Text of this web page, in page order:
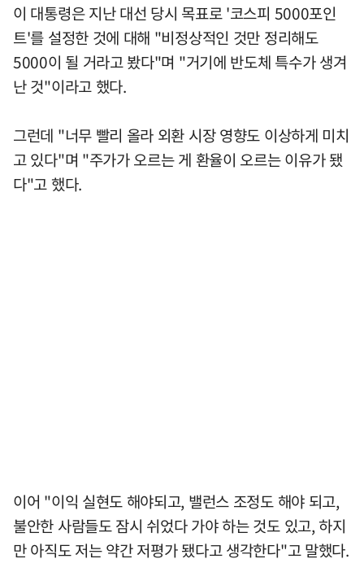
이 대통령은 지난 대선 당시 목표로 '코스피 5000포인
트'를 설정한 것에 대해 "비정상적인 것만 정리해도
5000이 될 거라고 봤다"며 "거기에 반도체 특수가 생겨
난 것"이라고 했다.
그런데 "너무 빨리 올라 외환 시장 영향도 이상하게 미치
고 있다"며 "주가가 오르는 게 환율이 오르는 이유가 됐
다"고 했다.
이어 "이익 실현도 해야되고, 밸런스 조정도 해야 되고,
불안한 사람들도 잠시 쉬었다 가야 하는 것도 있고, 하지
만 아직도 저는 약간 저평가 됐다고 생각한다"고 말했다.